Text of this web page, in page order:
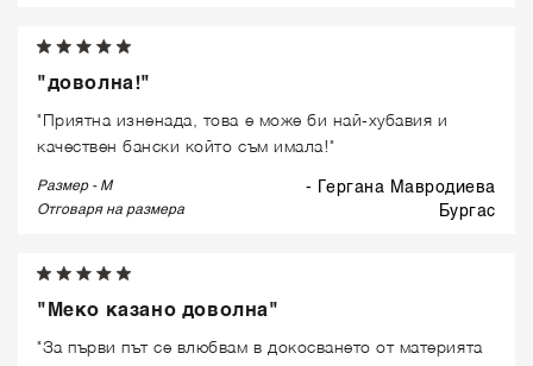
"доволна!"
"Приятна изненада, това е може би най-хубавия и
качествен бански който съм имала!"
Размер - M - Гергана Мавродиева
Отговаря на размера бургас
"Меко казано доволна"
"За първи път се влюбвам в докосването от материята